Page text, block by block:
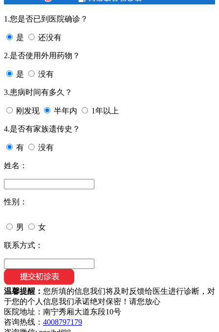
1.您是否已到医院确诊？
是 还没有
2.是否使用外用药物？
是 没有
3.患病时间有多久？
刚发现 半年内 1年以上
4.是否有家族遗传史？
有 没有
姓名：
性别：
男 女
联系方式：
温馨提醒： 您所填的信息我们将及时反馈给医生进行诊断，对
于您的个人信息我们承诺绝对保密！请您放心
医院地址：南宁秀厢大道东段10号
咨询热线： 4008797179